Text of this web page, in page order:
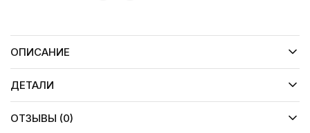
ОПИСАНИЕ
ДЕТАЛИ
ОТЗЫВЫ (0)